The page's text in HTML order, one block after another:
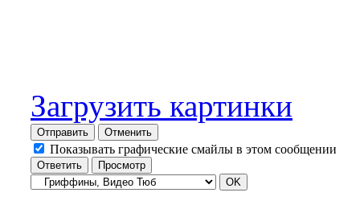
Загрузить картинки
Отправить Отменить
Показывать графические смайлы в этом сообщении